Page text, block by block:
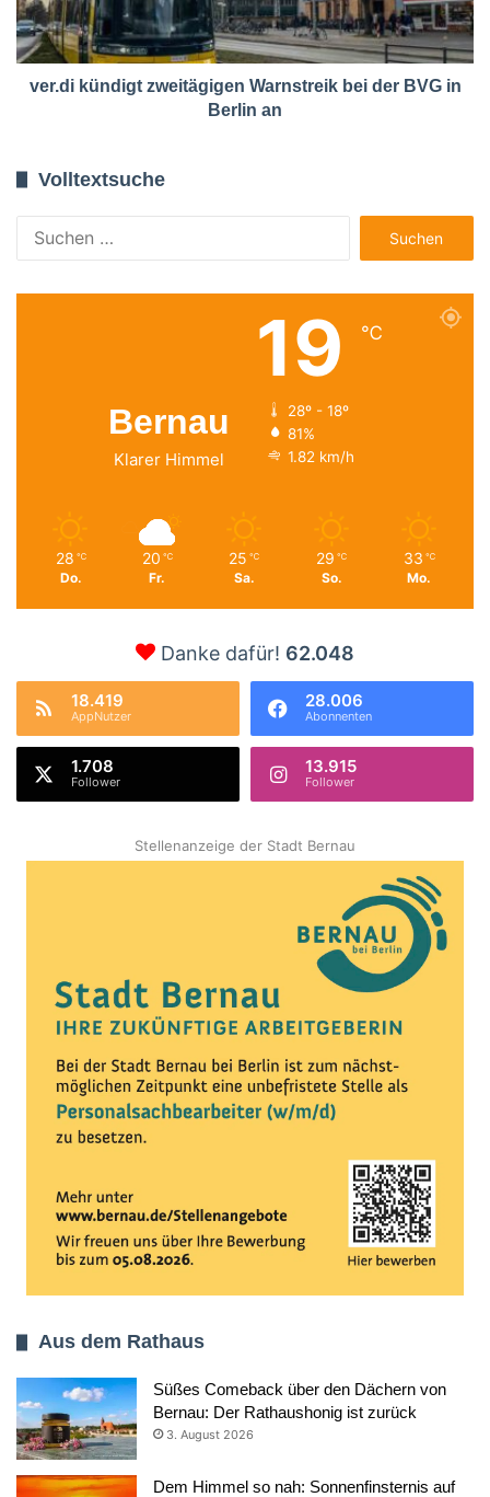
ver.di kündigt zweitägigen Warnstreik bei der BVG in
Berlin an
Volltextsuche
nach:
Bernau
Klarer Himmel
19 ℃
28º - 18º
81%
1.82 km/h
28 ℃
Do.
20 ℃
Fr.
25 ℃
Sa.
29 ℃
So.
33 ℃
Mo.
Danke dafür! 62.048
18.419
AppNutzer
28.006
Abonnenten
1.708
Follower
13.915
Follower
Stellenanzeige der Stadt Bernau
Aus dem Rathaus
Süßes Comeback über den Dächern von
Bernau: Der Rathaushonig ist zurück
3. August 2026
Dem Himmel so nah: Sonnenfinsternis auf